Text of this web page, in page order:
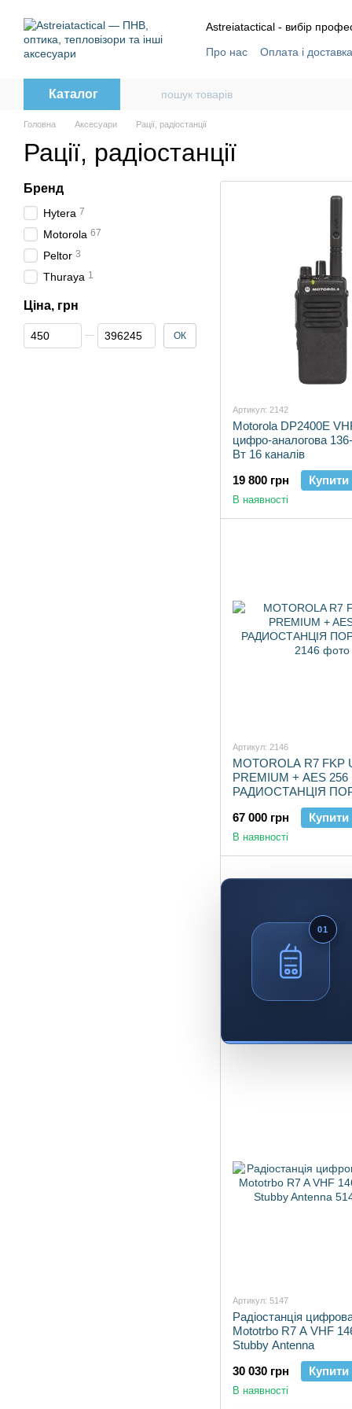
Astreiatactical - вибір
Про нас
Оплата і доставка
Каталог
Головна Аксесуари Рації, радіостанції
Рації, радіостанції
Артикул: 2142
Motorola DP2400E
цифро-аналогова
Вт 16 каналів
19 800 грн
Купити
В наявності
Артикул: 2146
MOTOROLA R7 FKP
PREMIUM + AES 256
РАДИОСТАНЦІЯ
67 000 грн
Купити
В наявності
01
Артикул: 5147
Радіостанція
Mototrbo R7 A VHF
Stubby Antenna
30 030 грн
Купити
В наявності
Бренд
Hytera 7
Motorola 67
Peltor 3
Thuraya 1
Ціна, грн
Від Ціна, грн
До Ціна, грн ОК